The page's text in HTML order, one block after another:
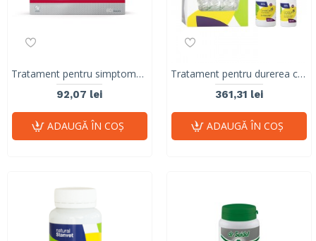
Tratament pentru simptome de anemie, HemoVET, Vet Expert, 60 tablete
92,07 lei
ADAUGĂ ÎN COŞ
Tratament pentru durerea cronică, artrită, osteoartrită, boli autoimmune, cancer , boli neurodegenerative, CRONICARE, Stangest, 120 tab
361,31 lei
ADAUGĂ ÎN COŞ